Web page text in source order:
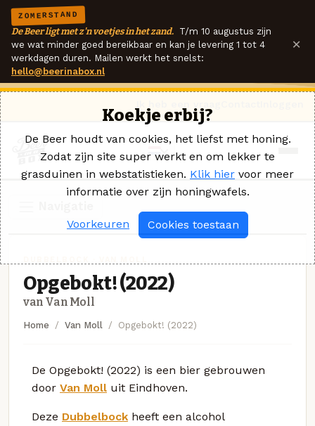
ZOMERSTAND
De Beer ligt met z'n voetjes in het zand. T/m 10 augustus zijn
we wat minder goed bereikbaar en kan je levering 1 tot 4
werkdagen duren. Mailen werkt het snelst:
hello@beerinabox.nl
×
Opgebokt! (2022)
van Van Moll
Home Van Moll Opgebokt! (2022)
De Opgebokt! (2022) is een bier gebrouwen
door Van Moll uit Eindhoven.
Deze Dubbelbock heeft een alcohol
Koekje erbij?
De Beer houdt van cookies, het liefst met honing.
Zodat zijn site super werkt en om lekker te
grasduinen in webstatistieken. Klik hier voor meer
informatie over zijn honingwafels.
Voorkeuren Cookies toestaan